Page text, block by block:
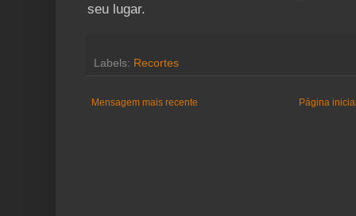
seu lugar.
Labels: Recortes
Mensagem mais recente Página